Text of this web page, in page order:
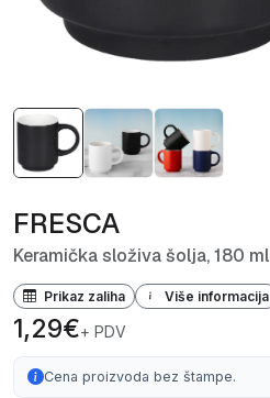
FRESCA
Keramička složiva šolja, 180 ml
Prikaz zaliha Više informacija
1,29€+ PDV
Cena proizvoda bez štampe.